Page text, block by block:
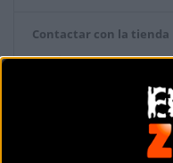
Contactar con la tienda
931153654
Web y RRSS de la tienda